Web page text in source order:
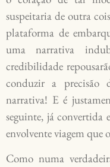
suspeitaria de outra
plataforma de
uma narrativa
credibilidade
conduzir a precisão
narrativa! E é
seguinte, já convertida
envolvente viagem que
Como numa